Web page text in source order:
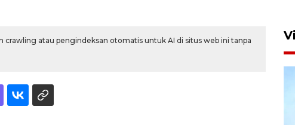
atau pengindeksan otomatis untuk AI di situs web ini tanpa